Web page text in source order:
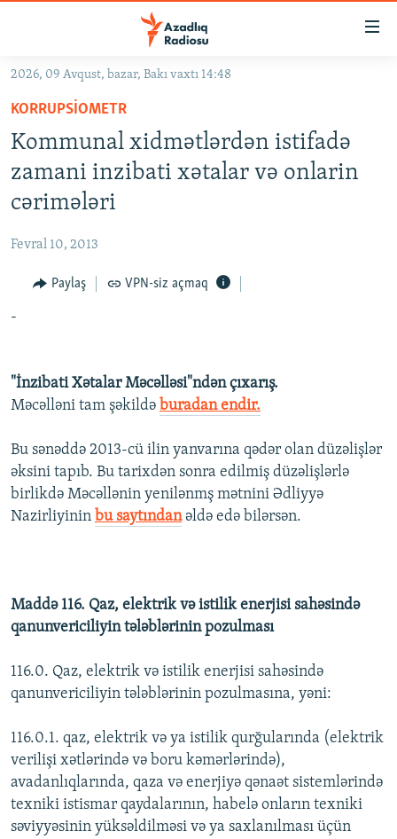
Əsas
qayıt
Əsas
naviqasiyaya
qayıt
Axtarışa
GÜNDƏM
#ƏSLINDƏ
QANUNI DOĞRU
ARAŞDIRMA
FOTOQALEREYA
İNFOQRAFIKA
KARIKATURA
OXU ZALI
AZƏRBAYCAN ƏDƏBIYYATI KITABXANASI
İSLAM VƏ DEMOKRATIYA
İZ - MƏDƏNIYYƏT PROQRAMI
HAQQIMIZDA
MISSIYAMIZ
PEŞƏ ETIKASI VƏ JURNALISTIKA STANDARTLARIMIZ
MATERIALLARIMIZDAN ISTIFADƏ
AZADLIQRADIOSU MOBIL TELEFONUNUZDA
RFE/RL-in bütün saytları
2026, 09 Avqust, bazar, Bakı vaxtı 14:48
KORRUPSIOMETR
Kommunal xidmətlərdən istifadə
zamani inzibati xətalar və onlarin
cərimələri
Fevral 10, 2013
Paylaş VPN-siz açmaq
-
"İnzibati Xətalar Məcəlləsi"ndən çıxarış.
Məcəlləni tam şəkildə buradan endir.
Bu sənəddə 2013-cü ilin yanvarına qədər olan düzəlişlər
əksini tapıb. Bu tarixdən sonra edilmiş düzəlişlərlə
birlikdə Məcəllənin yenilənmş mətnini Ədliyyə
Nazirliyinin bu saytındanəldə edə bilərsən.
Maddə 116. Qaz, elektrik və istilik enerjisi sahəsində
qanunvericiliyin tələblərinin pozulması
116.0. Qaz, elektrik və istilik enerjisi sahəsində
qanunvericiliyin tələblərinin pozulmasına, yəni:
116.0.1. qaz, elektrik və ya istilik qurğularında (elektrik
verilişi xətlərində və boru kəmərlərində),
avadanlıqlarında, qaza və enerjiyə qənaət sistemlərində
texniki istismar qaydalarının, habelə onların texniki
səviyyəsinin yüksəldilməsi və ya saxlanılması üçün